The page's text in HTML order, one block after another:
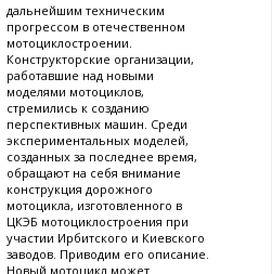
дальнейшим техническим
прогрессом в отечественном
мотоциклостроении.
Конструкторские организации,
работавшие над новыми
моделями мотоциклов,
стремились к созданию
перспективных машин. Среди
экспериментальных моделей,
созданных за последнее время,
обращают на себя внимание
конструкция дорожного
мотоцикла, изготовленного в
ЦКЭБ мотоциклостроения при
участии Ирбитского и Киевского
заводов. Приводим его описание.
Новый мотоцикл может